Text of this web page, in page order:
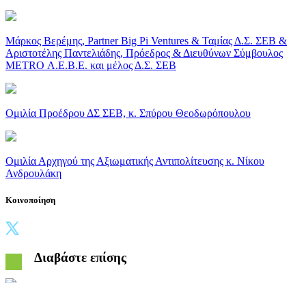
Μάρκος Βερέμης, Partner Big Pi Ventures & Ταμίας Δ.Σ. ΣΕΒ &
Αριστοτέλης Παντελιάδης, Πρόεδρος & Διευθύνων Σύμβουλος
METRO Α.Ε.Β.Ε. και μέλος Δ.Σ. ΣΕΒ
Ομιλία Προέδρου ΔΣ ΣΕΒ, κ. Σπύρου Θεοδωρόπουλου
Ομιλία Αρχηγού της Αξιωματικής Αντιπολίτευσης κ. Νίκου
Ανδρουλάκη
Κοινοποίηση
Διαβάστε επίσης